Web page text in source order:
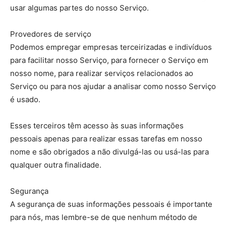
usar algumas partes do nosso Serviço.
Provedores de serviço
Podemos empregar empresas terceirizadas e indivíduos
para facilitar nosso Serviço, para fornecer o Serviço em
nosso nome, para realizar serviços relacionados ao
Serviço ou para nos ajudar a analisar como nosso Serviço
é usado.
Esses terceiros têm acesso às suas informações
pessoais apenas para realizar essas tarefas em nosso
nome e são obrigados a não divulgá-las ou usá-las para
qualquer outra finalidade.
Segurança
A segurança de suas informações pessoais é importante
para nós, mas lembre-se de que nenhum método de